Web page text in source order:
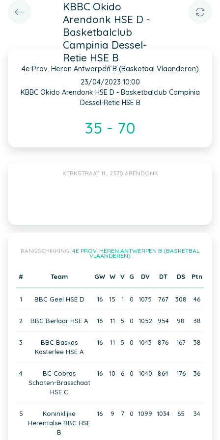
KBBC Okido
Arendonk HSE D -
Basketbalclub
Campinia Dessel-
Retie HSE B
4e Prov. Heren Antwerpen B (Basketbal Vlaanderen)
INFO
23/04/2023 10:00
KBBC Okido Arendonk HSE D - Basketbalclub Campinia
Dessel-Retie HSE B
35 - 70
KERKSTRAAT 11 , 2370 ARENDONK
RANGSCHIKKING: 4E PROV. HEREN ANTWERPEN B (BASKETBAL
VLAANDEREN)
# Team GW W V G DV DT DS Ptn
1 BBC Geel HSE D 16 15 1 0 1075 767 308 46
2 BBC Berlaar HSE A 16 11 5 0 1052 954 98 38
3
BBC Baskas
Kasterlee HSE A
16 11 5 0 1043 876 167 38
4
BC Cobras
Schoten-Brasschaat
HSE C
16 10 6 0 1040 864 176 36
5
Koninklijke
Herentalse BBC HSE
B
16 9 7 0 1099 1034 65 34